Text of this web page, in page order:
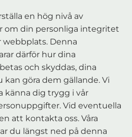
en hög nivå av
om din personliga integritet
webbplats. Denna
därför hur dina
och skyddas, dina
göra dem gällande. Vi
känna dig trygg i vår
Vid eventuella
att kontakta oss. Våra
du längst ned på denna